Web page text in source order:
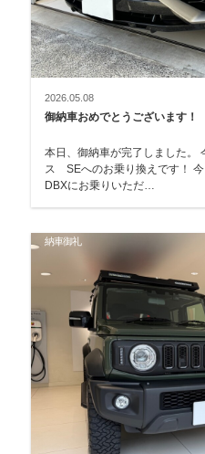
2026.05.08
御納車おめでとうございます！
本日、御納車が完了しました。 今回は、ランボルギーニ ウル
ス SEへのお乗り換えです！ 今までは、アストンマーティン
DBXにお乗りいただ…
納車御礼